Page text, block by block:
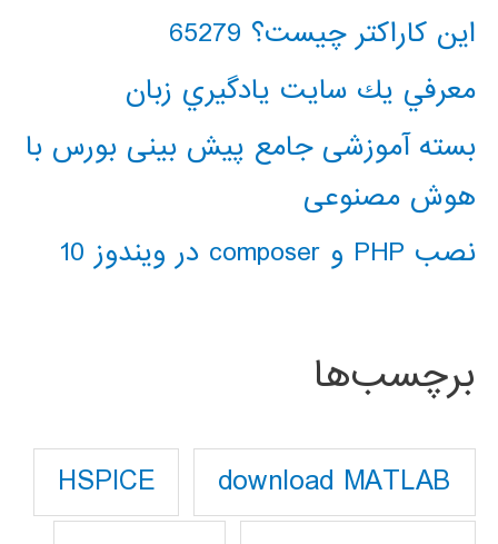
این کاراکتر چیست؟ 65279
معرفي يك سايت يادگيري زبان
بسته آموزشی جامع پیش بینی بورس با
هوش مصنوعی
نصب PHP و composer در ویندوز 10
برچسب‌ها
download MATLAB
HSPICE